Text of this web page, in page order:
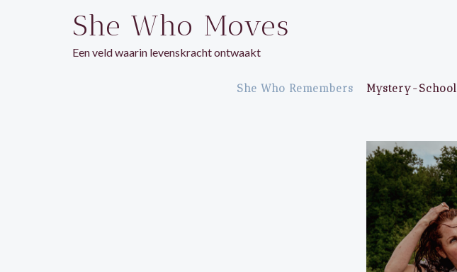
She Who Moves
Een veld waarin levenskracht ontwaakt
She Who Remembers Mystery-School